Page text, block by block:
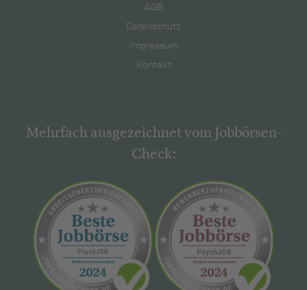
AGB
Datenschutz
Impressum
Kontakt
Mehrfach ausgezeichnet vom Jobbörsen-
Check: